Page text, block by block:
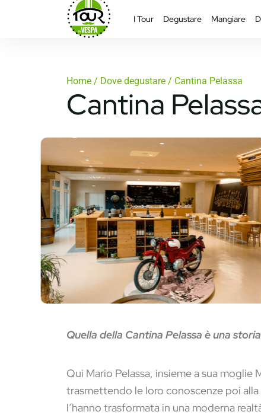
I Tour Degustare Mangiare
Home / Dove degustare / Cantina Pelassa
Cantina
Quella della Cantina Pelassa è una
Qui Mario Pelassa, insieme a sua moglie
trasmettendo le loro conoscenze poi
l’hanno trasformata in una moderna